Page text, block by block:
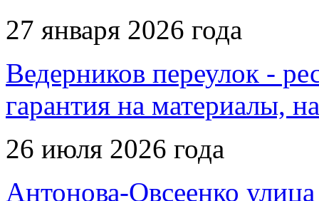
27 января 2026 года
Ведерников переулок -
гарантия на материалы,
26 июля 2026 года
Антонова-Овсеенко